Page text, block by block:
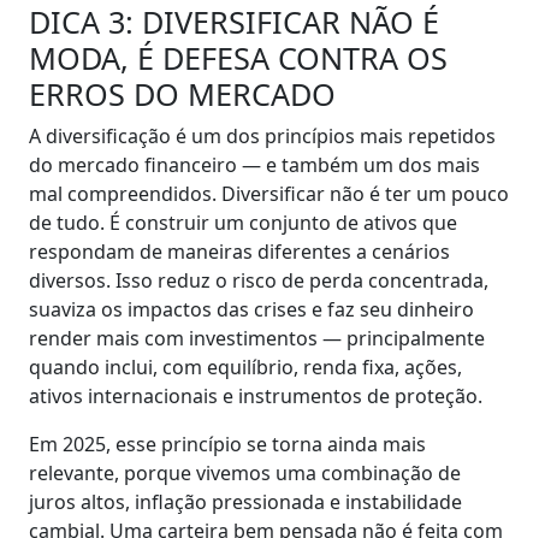
DICA 3: DIVERSIFICAR NÃO É
MODA, É DEFESA CONTRA OS
ERROS DO MERCADO
A diversificação é um dos princípios mais repetidos
do mercado financeiro — e também um dos mais
mal compreendidos. Diversificar não é ter um pouco
de tudo. É construir um conjunto de ativos que
respondam de maneiras diferentes a cenários
diversos. Isso reduz o risco de perda concentrada,
suaviza os impactos das crises e faz seu dinheiro
render mais com investimentos — principalmente
quando inclui, com equilíbrio, renda fixa, ações,
ativos internacionais e instrumentos de proteção.
Em 2025, esse princípio se torna ainda mais
relevante, porque vivemos uma combinação de
juros altos, inflação pressionada e instabilidade
cambial. Uma carteira bem pensada não é feita com